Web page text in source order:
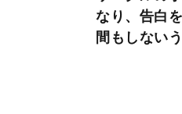
なり、告白
間もしない